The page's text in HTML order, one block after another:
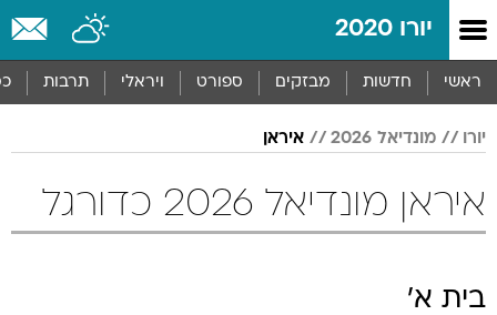
יורו 2020
ראשי חדשות מבזקים ספורט ויראלי תרבות
יורו מונדיאל 2026 איראן
איראן מונדיאל 2026 כדורגל
בית א'